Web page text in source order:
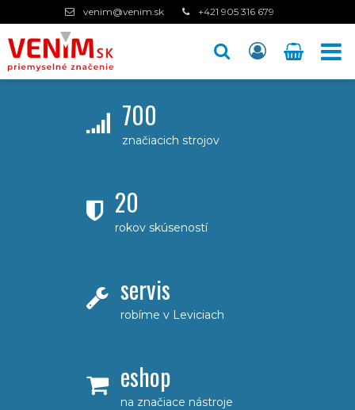
venim@venim.sk +421 905 316 679
700
značiacich strojov
20
rokov skúseností
servis
robíme v Leviciach
eshop
na značiace nástroje